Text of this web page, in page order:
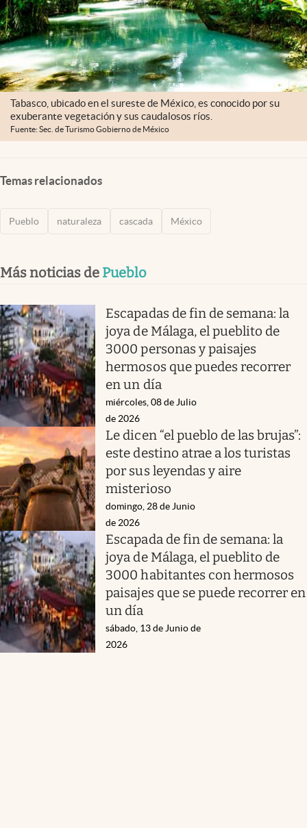
Tabasco, ubicado en el sureste de México, es conocido por su
exuberante vegetación y sus caudalosos ríos.
Fuente: Sec. de Turismo Gobierno de México
Temas relacionados
Pueblo naturaleza cascada México
Más noticias de Pueblo
Escapadas de fin de semana: la
joya de Málaga, el pueblito de
3000 personas y paisajes
hermosos que puedes recorrer
en un día
miércoles, 08 de Julio
de 2026
Le dicen “el pueblo de las brujas”:
este destino atrae a los turistas
por sus leyendas y aire
misterioso
domingo, 28 de Junio
de 2026
Escapada de fin de semana: la
joya de Málaga, el pueblito de
3000 habitantes con hermosos
paisajes que se puede recorrer en
un día
sábado, 13 de Junio de
2026